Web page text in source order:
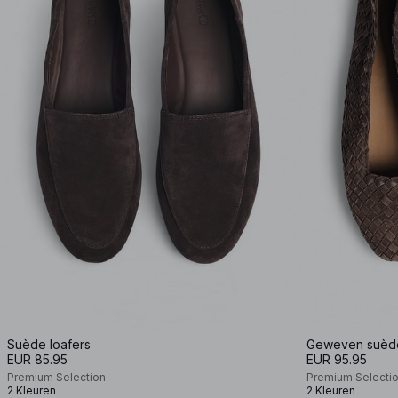
Suède loafers
EUR 85.95
Premium Selection
2 Kleuren
Geweven
EUR 95.95
Premium
2 Kleuren